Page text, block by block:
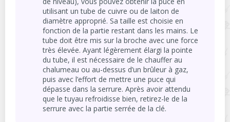
utilisant un tube de cuivre ou de laiton de
diamètre approprié. Sa taille est choisie en
fonction de la partie restant dans les mains. Le
tube doit être mis sur la broche avec une force
très élevée. Ayant légèrement élargi la pointe
du tube, il est nécessaire de le chauffer au
chalumeau ou au-dessus d’un brûleur à gaz,
puis avec l’effort de mettre une puce qui
dépasse dans la serrure. Après avoir attendu
que le tuyau refroidisse bien, retirez-le de la
serrure avec la partie serrée de la clé.